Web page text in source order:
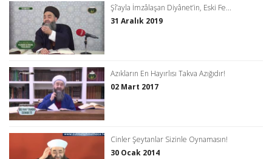
Şî’ayla İmzâlaşan Diyânet’in, Eski Fe...
31 Aralık 2019
Azıkların En Hayırlısı Takva Azığıdır!
02 Mart 2017
Cinler Şeytanlar Sizinle Oynamasın!
30 Ocak 2014